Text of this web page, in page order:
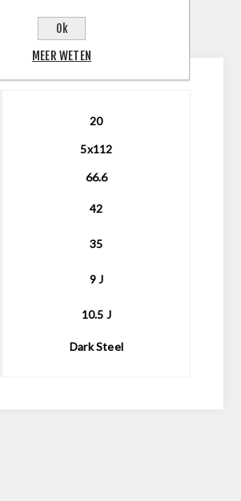
CONTACTEER ONS
20
5x112
66.6
42
35
9J
10.5 J
Dark Steel
Ok
MEER WETEN